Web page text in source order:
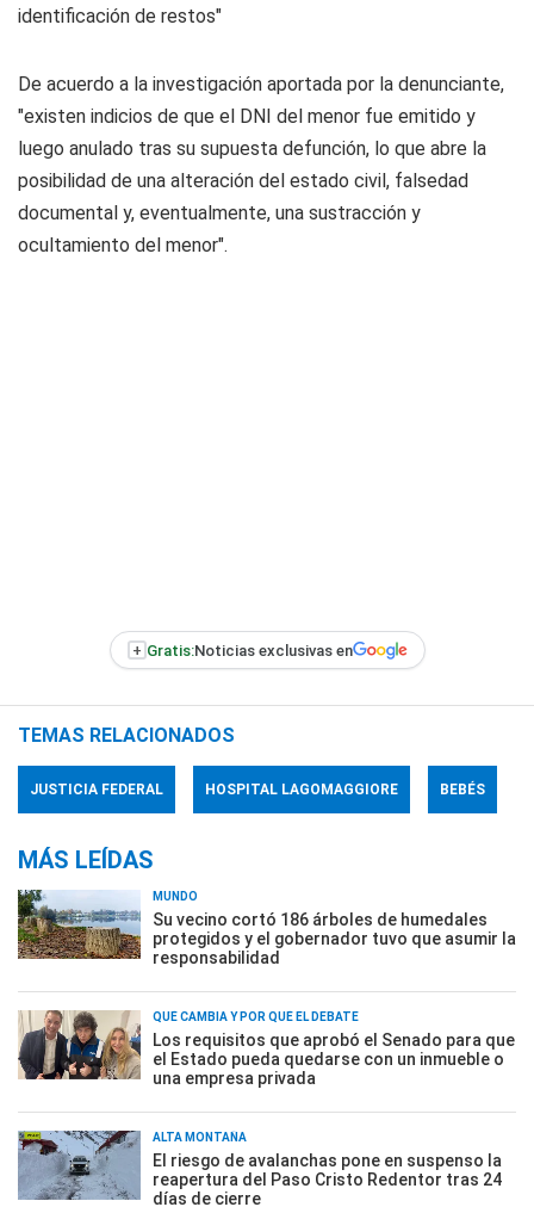
identificación de restos"
De acuerdo a la investigación aportada por la denunciante,
"existen indicios de que el DNI del menor fue emitido y
luego anulado tras su supuesta defunción, lo que abre la
posibilidad de una alteración del estado civil, falsedad
documental y, eventualmente, una sustracción y
ocultamiento del menor".
+ Gratis:Noticias exclusivas en
TEMAS RELACIONADOS
JUSTICIA FEDERAL HOSPITAL LAGOMAGGIORE BEBÉS
MÁS LEÍDAS
MUNDO
Su vecino cortó 186 árboles de humedales
protegidos y el gobernador tuvo que asumir la
responsabilidad
QUÉ CAMBIA Y POR QUÉ EL DEBATE
Los requisitos que aprobó el Senado para que
el Estado pueda quedarse con un inmueble o
una empresa privada
ALTA MONTAÑA
El riesgo de avalanchas pone en suspenso la
reapertura del Paso Cristo Redentor tras 24
días de cierre